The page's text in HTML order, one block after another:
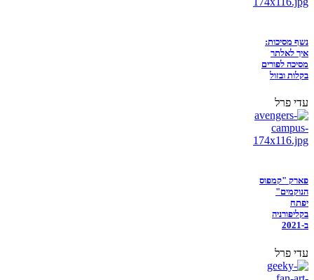
נשף מסיכות:
איך לאלתר
מסיכה לפורים
בקלות ובזול
עדי פרל
פארק "קמפוס
הנוקמים"
יפתח
בקליפורניה
ב-2021
עדי פרל